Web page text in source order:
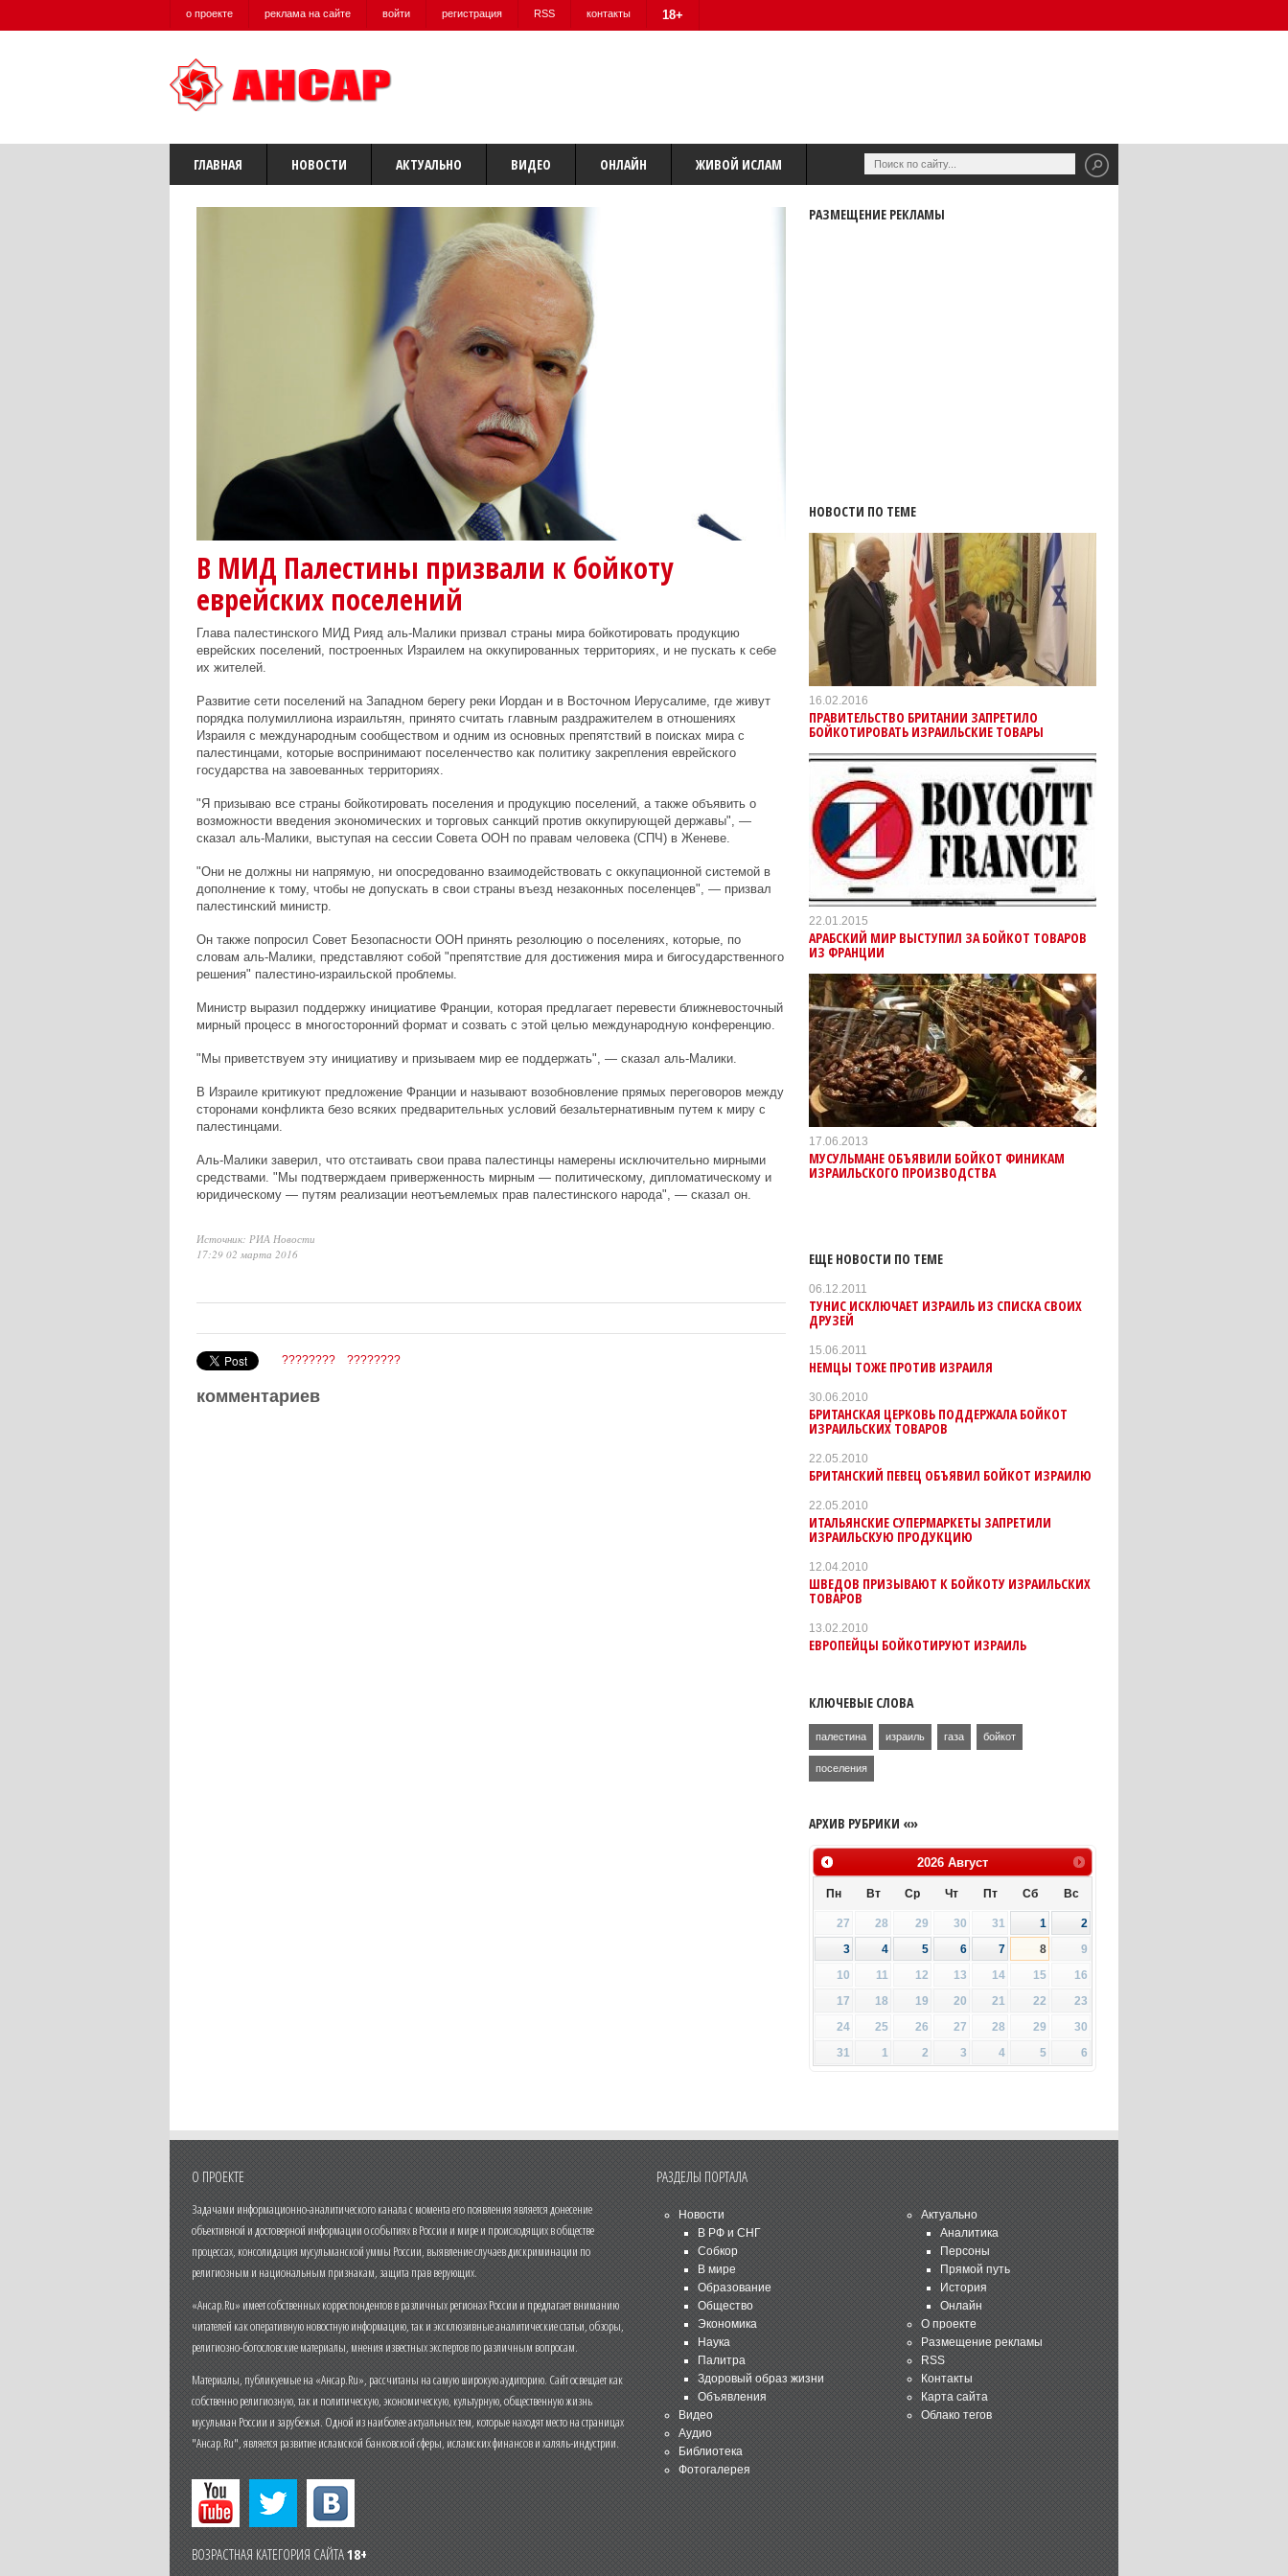
о проекте реклама на сайте войти регистрация RSS контакты 18+
ГЛАВНАЯ НОВОСТИ АКТУАЛЬНО ВИДЕО ОНЛАЙН ЖИВОЙ ИСЛАМ
В МИД Палестины призвали к бойкоту
еврейских поселений
Глава палестинского МИД Рияд аль-Малики призвал страны мира бойкотировать продукцию
еврейских поселений, построенных Израилем на оккупированных территориях, и не пускать к себе
их жителей.
Развитие сети поселений на Западном берегу реки Иордан и в Восточном Иерусалиме, где живут
порядка полумиллиона израильтян, принято считать главным раздражителем в отношениях
Израиля с международным сообществом и одним из основных препятствий в поисках мира с
палестинцами, которые воспринимают поселенчество как политику закрепления еврейского
государства на завоеванных территориях.
"Я призываю все страны бойкотировать поселения и продукцию поселений, а также объявить о
возможности введения экономических и торговых санкций против оккупирующей державы", —
сказал аль-Малики, выступая на сессии Совета ООН по правам человека (СПЧ) в Женеве.
"Они не должны ни напрямую, ни опосредованно взаимодействовать с оккупационной системой в
дополнение к тому, чтобы не допускать в свои страны въезд незаконных поселенцев", — призвал
палестинский министр.
Он также попросил Совет Безопасности ООН принять резолюцию о поселениях, которые, по
словам аль-Малики, представляют собой "препятствие для достижения мира и бигосударственного
решения" палестино-израильской проблемы.
Министр выразил поддержку инициативе Франции, которая предлагает перевести ближневосточный
мирный процесс в многосторонний формат и созвать с этой целью международную конференцию.
"Мы приветствуем эту инициативу и призываем мир ее поддержать", — сказал аль-Малики.
В Израиле критикуют предложение Франции и называют возобновление прямых переговоров между
сторонами конфликта безо всяких предварительных условий безальтернативным путем к миру с
палестинцами.
Аль-Малики заверил, что отстаивать свои права палестинцы намерены исключительно мирными
средствами. "Мы подтверждаем приверженность мирным — политическому, дипломатическому и
юридическому — путям реализации неотъемлемых прав палестинского народа", — сказал он.
Источник: РИА Новости
17:29 02 марта 2016
???????? ????????
комментариев
РАЗМЕЩЕНИЕ РЕКЛАМЫ
НОВОСТИ ПО ТЕМЕ
16.02.2016
ПРАВИТЕЛЬСТВО БРИТАНИИ ЗАПРЕТИЛО
БОЙКОТИРОВАТЬ ИЗРАИЛЬСКИЕ ТОВАРЫ
22.01.2015
АРАБСКИЙ МИР ВЫСТУПИЛ ЗА БОЙКОТ ТОВАРОВ
ИЗ ФРАНЦИИ
17.06.2013
МУСУЛЬМАНЕ ОБЪЯВИЛИ БОЙКОТ ФИНИКАМ
ИЗРАИЛЬСКОГО ПРОИЗВОДСТВА
ЕЩЕ НОВОСТИ ПО ТЕМЕ
06.12.2011
ТУНИС ИСКЛЮЧАЕТ ИЗРАИЛЬ ИЗ СПИСКА СВОИХ
ДРУЗЕЙ
15.06.2011
НЕМЦЫ ТОЖЕ ПРОТИВ ИЗРАИЛЯ
30.06.2010
БРИТАНСКАЯ ЦЕРКОВЬ ПОДДЕРЖАЛА БОЙКОТ
ИЗРАИЛЬСКИХ ТОВАРОВ
22.05.2010
БРИТАНСКИЙ ПЕВЕЦ ОБЪЯВИЛ БОЙКОТ ИЗРАИЛЮ
22.05.2010
ИТАЛЬЯНСКИЕ СУПЕРМАРКЕТЫ ЗАПРЕТИЛИ
ИЗРАИЛЬСКУЮ ПРОДУКЦИЮ
12.04.2010
ШВЕДОВ ПРИЗЫВАЮТ К БОЙКОТУ ИЗРАИЛЬСКИХ
ТОВАРОВ
13.02.2010
ЕВРОПЕЙЦЫ БОЙКОТИРУЮТ ИЗРАИЛЬ
КЛЮЧЕВЫЕ СЛОВА
палестина израиль газа бойкот
поселения
АРХИВ РУБРИКИ «»
2026 Август
Пн Вт Ср Чт Пт Сб Вс
27 28 29 30 31 1
2
3
4 5 6 7 8
9
10
11 12 13 14 15
16
17
18 19 20 21 22
23
24
25 26 27 28 29
30
31
1 2 3 4 5 6
О ПРОЕКТЕ
Задачами информационно-аналитического канала с момента его появления является донесение
объективной и достоверной информации о событиях в России и мире и происходящих в обществе
процессах, консолидация мусульманской уммы России, выявление случаев дискриминации по
религиозным и национальным признакам, защита прав верующих.
«Ансар.Ru» имеет собственных корреспондентов в различных регионах России и предлагает вниманию
читателей как оперативную новостную информацию, так и эксклюзивные аналитические статьи, обзоры,
религиозно-богословские материалы, мнения известных экспертов по различным вопросам.
Материалы, публикуемые на «Ансар.Ru», рассчитаны на самую широкую аудиторию. Сайт освещает как
собственно религиозную, так и политическую, экономическую, культурную, общественную жизнь
мусульман России и зарубежья. Одной из наиболее актуальных тем, которые находят место на страницах
"Ансар.Ru", является развитие исламской банковской сферы, исламских финансов и халяль-индустрии.
ВОЗРАСТНАЯ КАТЕГОРИЯ САЙТА18+
РАЗДЕЛЫ ПОРТАЛА
Новости
В РФ и СНГ
Собкор
В мире
Образование
Общество
Экономика
Наука
Палитра
Здоровый образ жизни
Объявления
Видео
Аудио
Библиотека
Фотогалерея
Актуально
Аналитика
Персоны
Прямой путь
История
Онлайн
О проекте
Размещение рекламы
RSS
Контакты
Карта сайта
Облако тегов